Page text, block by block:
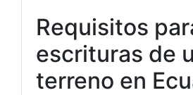
Requisitos
escrituras de
terreno en